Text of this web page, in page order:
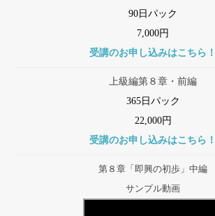
90日パック
7,000円
受講のお申し込みはこちら！
上級編第８章・前編
365日パック
22,000円
受講のお申し込みはこちら！
第８章「即興の初歩」中編
サンプル動画